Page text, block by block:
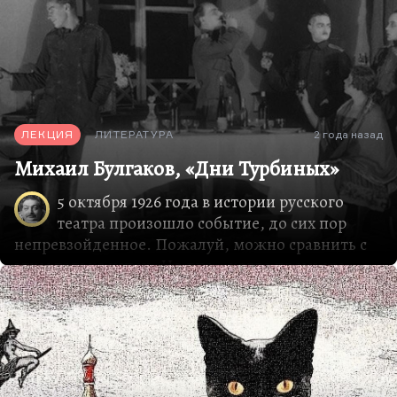
ЛЕКЦИЯ ЛИТЕРАТУРА 2 года назад
Михаил Булгаков, «Дни Турбиных»
5 октября 1926 года в истории русского
театра произошло событие, до сих пор
непревзойденное. Пожалуй, можно сравнить с
этим только успех «На дне», когда премьера
закончилась демонстрацией и массовыми
арестами. Здесь премьера закончилась семью
вызовами карет скорой помощи, истериками,
обмороками, слезами, сердечными приступами
и получасовой овацией.